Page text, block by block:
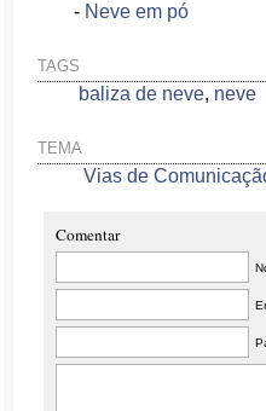
- Neve em pó
TAGS
baliza de neve, neve
TEMA
Vias de
Comentar